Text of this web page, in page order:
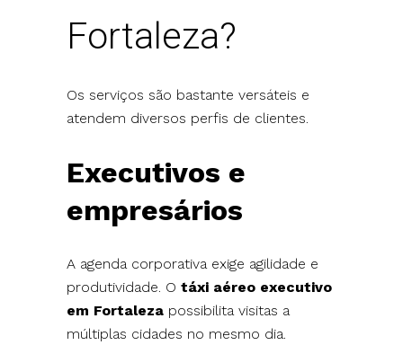
Fortaleza?
Os serviços são bastante versáteis e
atendem diversos perfis de clientes.
Executivos e
empresários
A agenda corporativa exige agilidade e
produtividade. Otáxi aéreo executivo
em Fortaleza possibilita visitas a
múltiplas cidades no mesmo dia.